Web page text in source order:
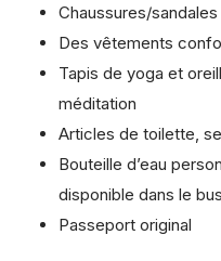
Chaussures/
Des vêtements
Tapis de yoga et
méditation
Articles de toilette,
Bouteille d’eau
disponible dans le
Passeport original